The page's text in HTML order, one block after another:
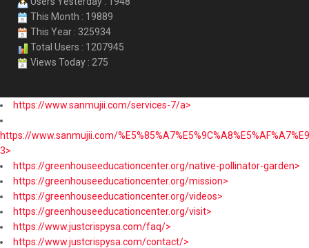
This Month : 19889
This Year : 325934
Total Users : 1207945
Views Today : 275
https://www.sanmujii.com/services-7/a>
https://www.sanmujii.com/
3>
https://greenhouseeducationcenter.org/native-pollinator-garden>
https://greenhouseeducationcenter.org/mission>
https://greenhouseeducationcenter.org/videos>
https://greenhouseeducationcenter.org/visit>
https://www.justcrispysa.com/faq/>
https://www.justcrispysa.com/contact/>